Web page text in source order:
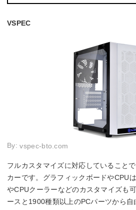
VSPEC
By:vspec-bto.com
フルカスタマイズに対応していること
カーです。グラフィックボードやCPU
やCPUクーラーなどのカスタマイズも
ースと1900種類以上のPCパーツから